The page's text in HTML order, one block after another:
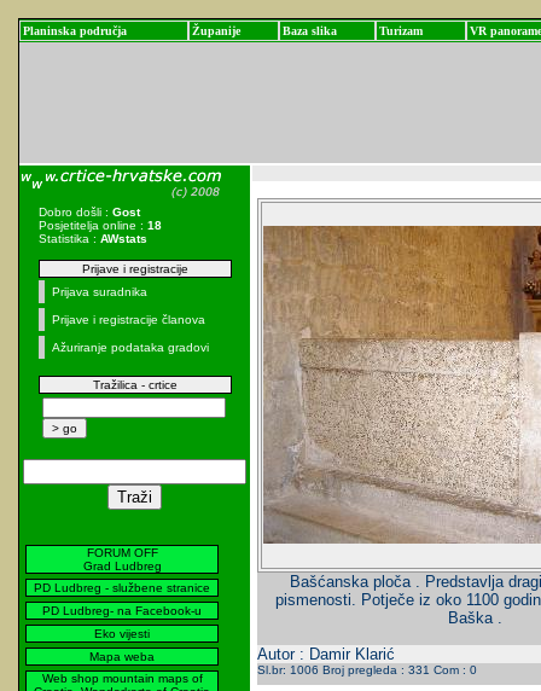
Planinska područja Županije Baza slika Turizam VR panorame
Dobro došli : Gost
Posjetitelja online : 18
Statistika : AWstats
Prijave i registracije
Prijava suradnika
Prijave i registracije članova
Ažuriranje podataka gradovi
Tražilica - crtice
FORUM OFF
Grad Ludbreg
PD Ludbreg - službene stranice
PD Ludbreg- na Facebook-u
Eko vijesti
Mapa weba
Web shop mountain maps of
Bašćanska ploča . Predstavlja
pismenosti. Potječe iz oko 1100
Baška .
Autor : Damir Klarić
Sl.br: 1006 Broj pregleda : 331 Com : 0